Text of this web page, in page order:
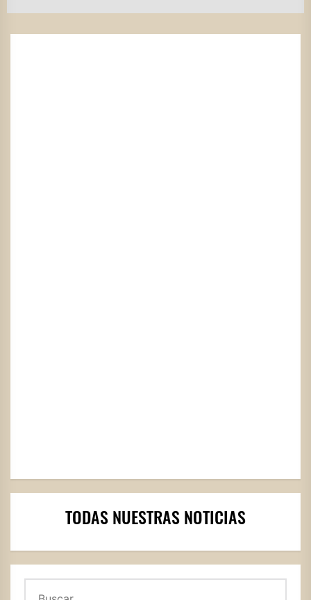
TODAS NUESTRAS NOTICIAS